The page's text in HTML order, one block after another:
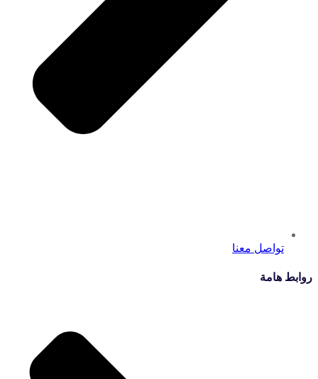
تواصل معنا
روابط هامة